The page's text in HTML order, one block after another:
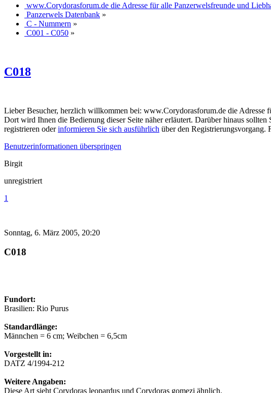
www.Corydorasforum.de die Adresse für alle Panzerwelsfreunde und
Panzerwels Datenbank »
C - Nummern »
C001 - C050 »
C018
Lieber Besucher, herzlich willkommen bei: www.Corydorasforum.de die Adresse
Dort wird Ihnen die Bedienung dieser Seite näher erläutert. Darüber hinaus
registrieren oderinformieren Sie sich ausführlich über den Registrierungsvorgang.
Benutzerinformationen überspringen
Birgit
unregistriert
1
Sonntag, 6. März 2005, 20:20
C018
Fundort:
Brasilien: Rio Purus
Standardlänge:
Männchen = 6 cm; Weibchen = 6,5cm
Vorgestellt in:
DATZ 4/1994-212
Weitere Angaben:
Diese Art sieht Corydoras leopardus und Corydoras gomezi ähnlich.